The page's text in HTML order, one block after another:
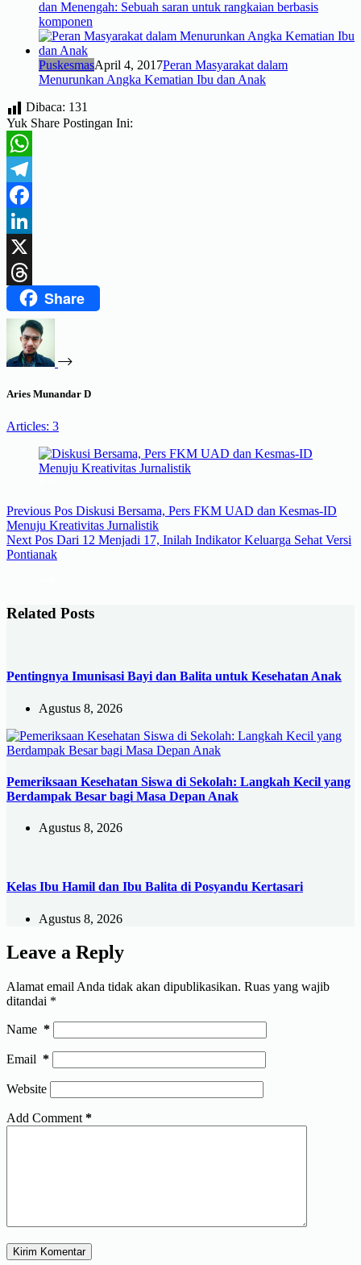
dan Menengah: Sebuah saran untuk rangkaian berbasis
komponen
PuskesmasApril 4, 2017Peran Masyarakat dalam
Menurunkan Angka Kematian Ibu dan Anak
Dibaca: 131
Yuk Share Postingan Ini:
WhatsApp
Telegram
Facebook
LinkedIn
X
ThreadsShare
Aries Munandar D
Articles: 3
Previous Pos Diskusi Bersama, Pers FKM UAD dan Kesmas-ID
Menuju Kreativitas Jurnalistik
Next Pos Dari 12 Menjadi 17, Inilah Indikator Keluarga Sehat Versi
Pontianak
Related Posts
Pentingnya Imunisasi Bayi dan Balita untuk Kesehatan Anak
Agustus 8, 2026
Pemeriksaan Kesehatan Siswa di Sekolah: Langkah Kecil yang
Berdampak Besar bagi Masa Depan Anak
Agustus 8, 2026
Kelas Ibu Hamil dan Ibu Balita di Posyandu Kertasari
Agustus 8, 2026
Leave a Reply
Alamat email Anda tidak akan dipublikasikan. Ruas yang wajib
ditandai *
Name *
Email *
Website
Add Comment *
Kirim Komentar